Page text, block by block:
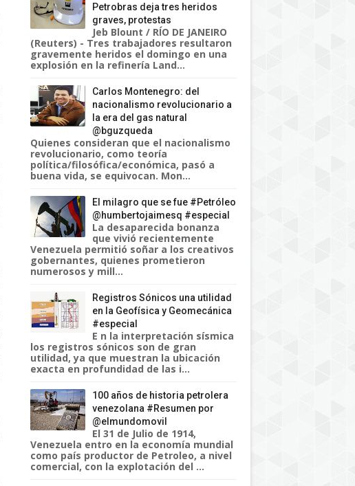
Petrobras deja tres heridos
graves, protestas
Jeb Blount / RÍO DE JANEIRO
(Reuters) - Tres trabajadores resultaron
gravemente heridos el domingo en una
explosión en la refinería Land...
Carlos Montenegro: del
nacionalismo revolucionario a
la era del gas natural
@bguzqueda
Quienes consideran que el nacionalismo
revolucionario, como teoría
política/filosófica/económica, pasó a
buena vida, se equivocan. Mon...
El milagro que se fue #Petróleo
@humbertojaimesq #especial
La desaparecida bonanza
que vivió recientemente
Venezuela permitió soñar a los creativos
gobernantes, quienes prometieron
numerosos y mill...
Registros Sónicos una utilidad
en la Geofísica y Geomecánica
#especial
E n la interpretación sísmica
los registros sónicos son de gran
utilidad, ya que muestran la ubicación
exacta en profundidad de las i...
100 años de historia petrolera
venezolana #Resumen por
@elmundomovil
El 31 de Julio de 1914,
Venezuela entro en la economía mundial
como país productor de Petroleo, a nivel
comercial, con la explotación del ...